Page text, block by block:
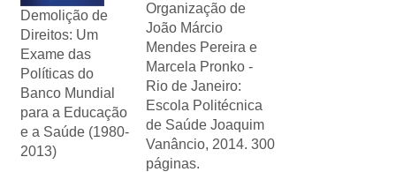
Demolição de
Direitos: Um
Exame das
Políticas do
Banco Mundial
para a Educação
e a Saúde (1980-
2013)
Organização de
João Márcio
Mendes Pereira e
Marcela Pronko -
Rio de Janeiro:
Escola Politécnica
de Saúde Joaquim
Vanâncio, 2014. 300
páginas.